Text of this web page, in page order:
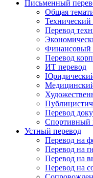
Письменный
Общая
Технический
Перевод
Финансовый
Перевод
ИТ перевод
Перевод
Спортивный
Устный перевод
Перевод на
Перевод на
Перевод на
Перевод на